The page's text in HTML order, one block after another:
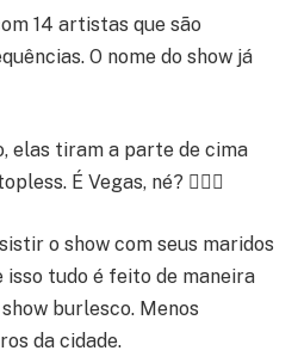
14 artistas que são
O nome do show já
elas tiram a parte de cima
É Vegas, né? 🤷🏾‍♂️
o show com seus maridos
isso tudo é feito de maneira
burlesco. Menos
da cidade.